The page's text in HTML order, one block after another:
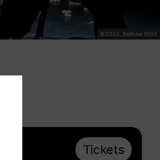
©2023, Bettina Stöß
Tickets